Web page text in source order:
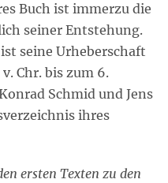
Buch ist immerzu die
seiner Entstehung.
seine Urheberschaft
Chr. bis zum 6.
Schmid und Jens
ihres
ersten Texten zu den